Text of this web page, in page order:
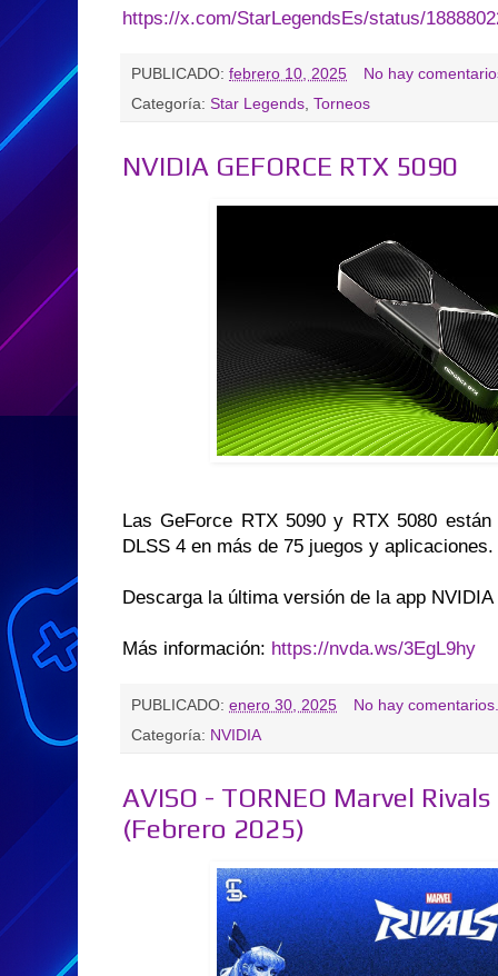
https://x.com/StarLegendsEs/status/
PUBLICADO: febrero 10, 2025
No hay
Categoría: Star Legends Torneos
NVIDIA GEFORCE RTX 5090
Las GeForce RTX 5090 y RTX 5080
DLSS 4 en más de 75 juegos y aplicaciones.
Descarga la última versión de la app
Más información: https://nvda.ws/3EgL9hy
PUBLICADO: enero 30, 2025
No hay
Categoría: NVIDIA
AVISO - TORNEO Marvel
(Febrero 2025)